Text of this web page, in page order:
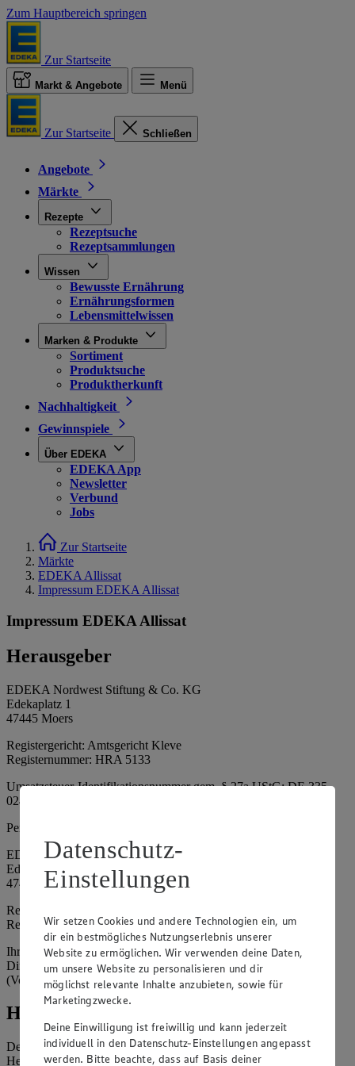
Zum Hauptbereich springen
Zur Startseite
Markt & Angebote Menü
Zur Startseite Schließen
Angebote
Märkte
Rezepte
Rezeptsuche
Rezeptsammlungen
Wissen
Bewusste Ernährung
Ernährungsformen
Lebensmittelwissen
Marken & Produkte
Sortiment
Produktsuche
Produktherkunft
Nachhaltigkeit
Gewinnspiele
Über EDEKA
EDEKA App
Newsletter
Verbund
Jobs
Zur Startseite
Märkte
EDEKA Allissat
Impressum EDEKA Allissat
Impressum EDEKA Allissat
Herausgeber
EDEKA Nordwest Stiftung & Co. KG
Edekaplatz 1
47445 Moers
Registergericht: Amtsgericht Kleve
Registernummer: HRA 5133
Umsatzsteuer-Identifikationsnummer gem. § 27a UStG: DE 335
024 695
Persönlich haftende Gesellschafterin:
EDEKA Nordwest Handelsstiftung e. K.
Edekaplatz 1
47445 Moers
Registergericht: Amtsgericht Kleve
Registernummer: HRA 5132
Ihrerseits vertreten durch: Frank Breuer (Vorstandsvorsitzender),
Dirk Neuhaus (Vorstandsvorsitzender), Peter Wagener
(Vorstandsvorsitzender)
Hinweise
Der Inhalt dieser Website ist urheberrechtlich geschützt. Der
Herausgeber gewährt Ihnen jedoch das Recht, den auf dieser
Datenschutz-
Einstellungen
Wir setzen Cookies und andere Technologien ein, um
dir ein bestmögliches Nutzungserlebnis unserer
Website zu ermöglichen. Wir verwenden deine Daten,
um unsere Website zu personalisieren und dir
möglichst relevante Inhalte anzubieten, sowie für
Marketingzwecke.
Deine Einwilligung ist freiwillig und kann jederzeit
individuell in den Datenschutz-Einstellungen angepasst
werden. Bitte beachte, dass auf Basis deiner